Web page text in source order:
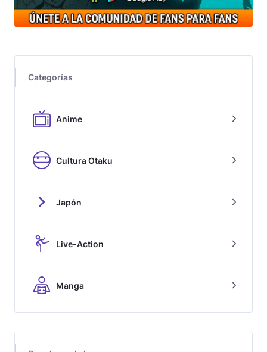
Categorías
Anime
Cultura Otaku
Japón
Live-Action
Manga